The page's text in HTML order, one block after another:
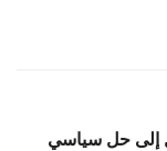
إلى حل سياسي